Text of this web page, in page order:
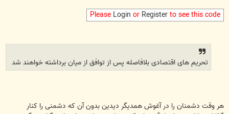
PleaseLogin orRegisterto see this code
تحریم های اقتصادی بلافاصله پس از توافق از میان برداشته خواهند شد
هر وقت دشمنان را در آغوش همدیگر دیدین بدون آن که دشمنی را کنار